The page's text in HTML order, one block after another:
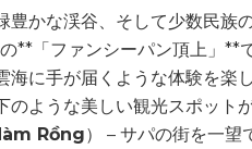
豊かな渓谷、そして少数民族
**「ファンシーパン頂上」**
海に手が届くような体験を楽し
のような美しい観光スポット
Rồng） – サパの街を一望